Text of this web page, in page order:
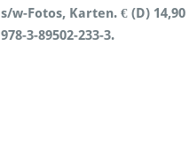
s/w-Fotos, Karten. € (D)
978-3-89502-233-3.